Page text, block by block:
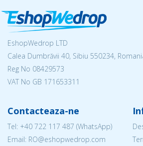
EshopWedrop LTD
Calea Dumbrăvii 40, Sibiu 550234,
Reg No 08429573
VAT No GB 171653311
Contacteaza-ne
Tel: +40 722 117 487 (WhatsApp)
Email: RO@eshopwedrop.com